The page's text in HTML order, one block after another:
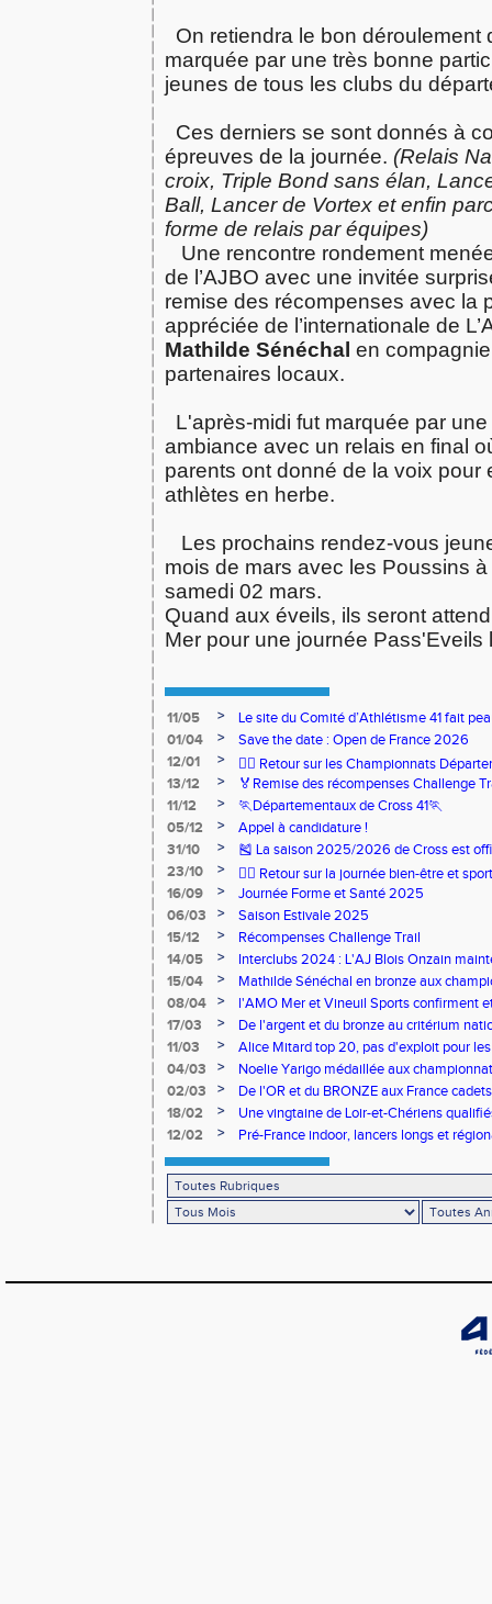
On retiendra le bon déroulement
marquée par une très bonne
jeunes de tous les clubs du
Ces derniers se sont donnés à
épreuves de la journée. (Relais
croix, Triple Bond sans élan,
Ball, Lancer de Vortex et enfin
forme de relais par équipes)
Une rencontre rondement
de l’AJBO avec une invitée
remise des récompenses avec la
appréciée de l’internationale de
Mathilde Sénéchal en
partenaires locaux.
L'après-midi fut marquée par
ambiance avec un relais en final
parents ont donné de la voix pour
athlètes en herbe.
Les prochains rendez-vous
mois de mars avec les Poussins
samedi 02 mars.
Quand aux éveils, ils seront
Mer pour une journée Pass'Eveils
11/05 >
Le site du Comité d’Athlétisme 41 fait
01/04
>
Save the date : Open de France 2026
12/01
>
🏃‍♂️ Retour sur les Championnats
13/12
>
🏅Remise des récompenses Challenge
11/12
>
🏃Départementaux de Cross 41🏃
05/12
>
Appel à candidature !
31/10
>
🎽 La saison 2025/2026 de Cross est
23/10
>
🧘‍♀️ Retour sur la journée bien-être et
16/09
>
Journée Forme et Santé 2025
06/03
>
Saison Estivale 2025
15/12
>
Récompenses Challenge Trail
14/05
>
Interclubs 2024 : L'AJ Blois Onzain
Romorantin en N2B
15/04 >
Mathilde Sénéchal en bronze aux
08/04
>
l'AMO Mer et Vineuil Sports confirment
benjamins
17/03 >
De l'argent et du bronze au critérium
11/03
>
Alice Mitard top 20, pas d'exploit pour
04/03
>
Noelie Yarigo médaillée aux
02/03
>
De l'OR et du BRONZE aux France
18/02
>
Une vingtaine de Loir-et-Chériens
12/02
> Pré-France indoor, lancers longs et